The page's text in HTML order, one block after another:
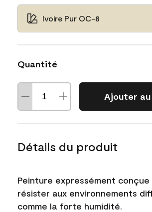
Ivoire Pur OC-8
Quantité
Ajouter
Détails du produit
Peinture expressément conçue
résister aux environnements
comme la forte humidité.